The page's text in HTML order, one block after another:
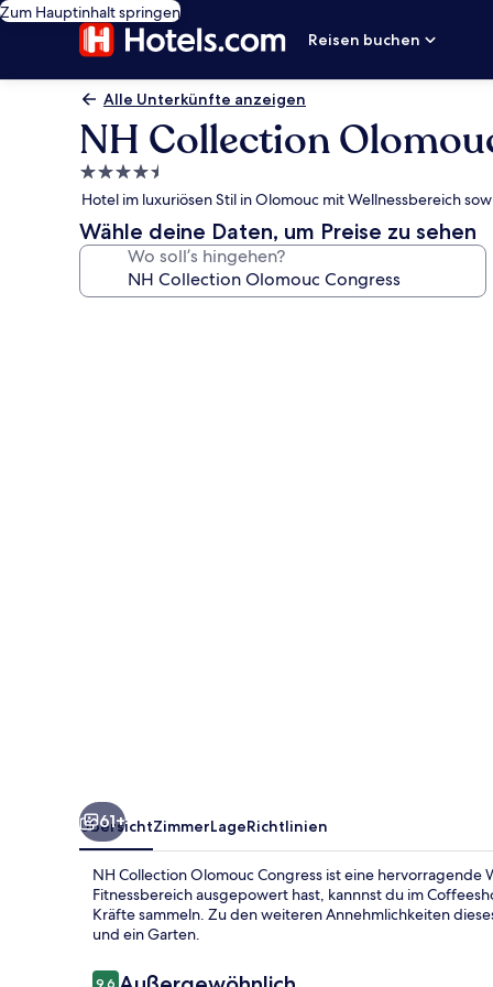
Zum Hauptinhalt springen
Reisen buchen
Alle Unterkünfte anzeigen
NH Collection
4.5-
Sterne-
Unterkunft
Hotel im luxuriösen Stil in Olomouc mit Wellnessbereich
Wähle deine Daten, um Preise zu sehen
Wo soll’s hingehen?
61+
ÜbersichtZimmerLageRichtlinien
NH Collection Olomouc Congress ist eine
Fitnessbereich ausgepowert hast, kannnst du im
Kräfte sammeln. Zu den weiteren Annehmlichkeiten
und ein Garten.
Bewertungen
9,6